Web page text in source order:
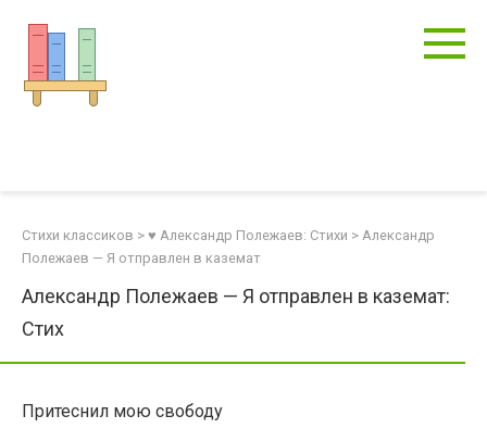
контенту
Стихи классиков > ♥ Александр Полежаев: Стихи > Александр
Полежаев — Я отправлен в каземат
Александр Полежаев — Я отправлен в каземат:
Стих
Притеснил мою свободу